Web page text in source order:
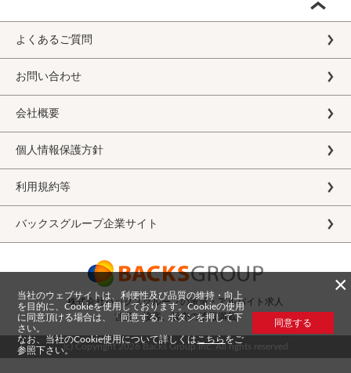
よくあるご質問
お問い合わせ
会社概要
個人情報保護方針
利用規約等
バックスグループ企業サイト
株式会社バックスグループの派遣・アルバイト求人
営業、接客、販売の情報満載
(c) Copyright2026 Backs Group Inc. All rights reserved
×
当社のウェブサイトは、利便性及び品質の維持・向上
を目的に、Cookieを使用しております。Cookieの使用
に同意頂ける場合は、「同意する」ボタンを押して下
さい。
なお、当社のCookie使用について詳しくは こちら をご
参照下さい。
同意する